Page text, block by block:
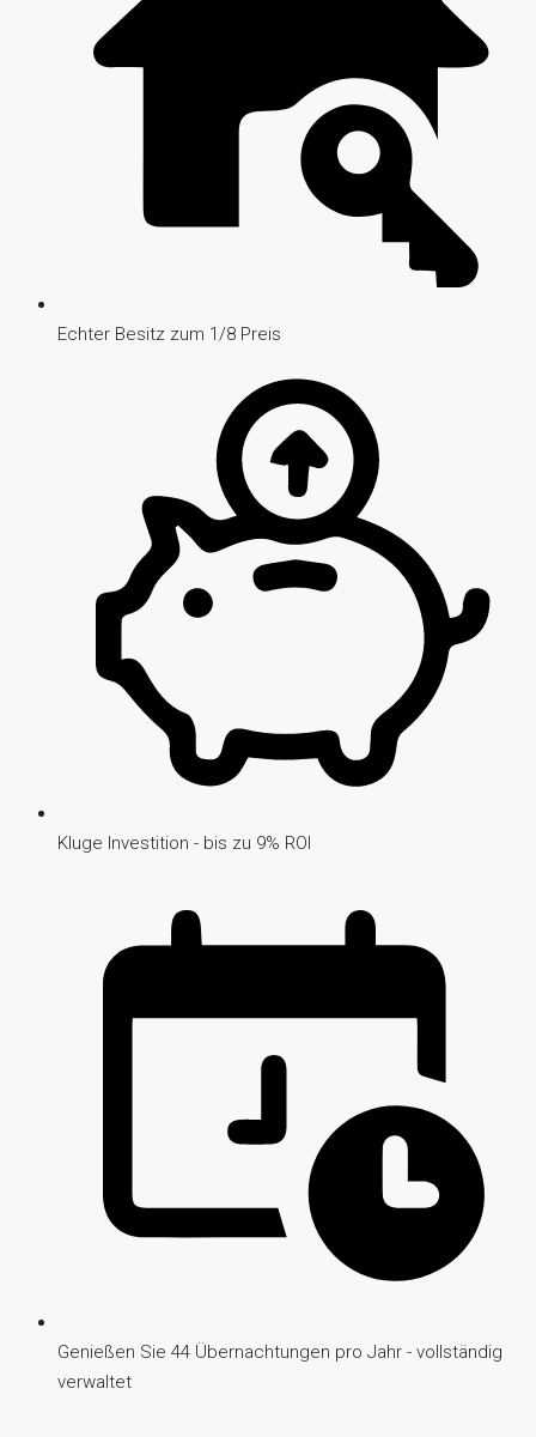
Echter Besitz zum 1/8 Preis
Kluge Investition - bis zu 9% ROI
Genießen Sie 44 Übernachtungen pro Jahr - vollständig
verwaltet